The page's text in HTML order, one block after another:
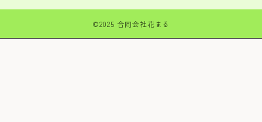
©2025 合同会社花まる